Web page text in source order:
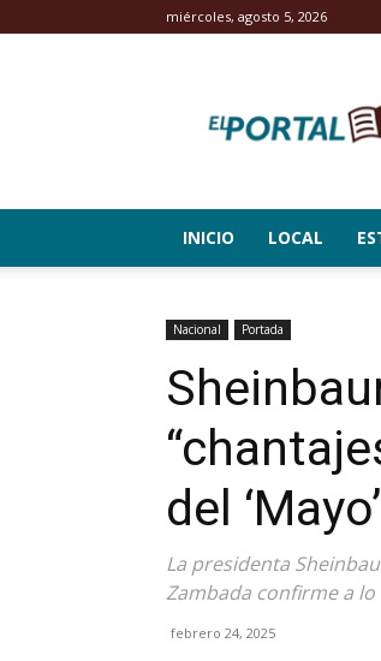
miércoles, agosto 5, 2026
INICIO LOCAL
Nacional Portada
del
La presidenta
Zambada confirme a lo
febrero 24, 2025